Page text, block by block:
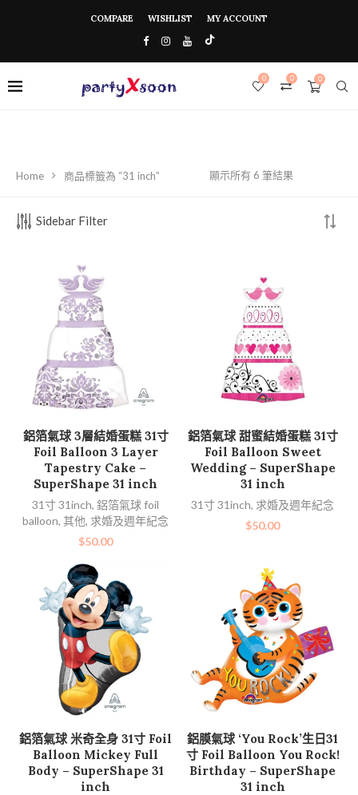
COMPARE WISHLIST MY ACCOUNT
0
0
0
Home 商品標籤為 “31 inch” 顯示所有 6 筆結果
Sidebar Filter
加入購物車
鋁箔氣球 3層結婚蛋糕 31寸
Foil Balloon 3 Layer
Tapestry Cake –
SuperShape 31 inch
31寸 31inch, 鋁箔氣球 foil
balloon, 其他, 求婚及週年紀念
$50.00
加入購物車
鋁箔氣球 甜蜜結婚蛋糕 31寸
Foil Balloon Sweet
Wedding – SuperShape
31 inch
31寸 31inch, 求婚及週年紀念
$50.00
加入購物車
鋁箔氣球 米奇全身 31寸 Foil
Balloon Mickey Full
Body – SuperShape 31
inch
查看內容
鋁膜氣球 ‘You Rock’生日31
寸 Foil Balloon You Rock!
Birthday – SuperShape
31 inch